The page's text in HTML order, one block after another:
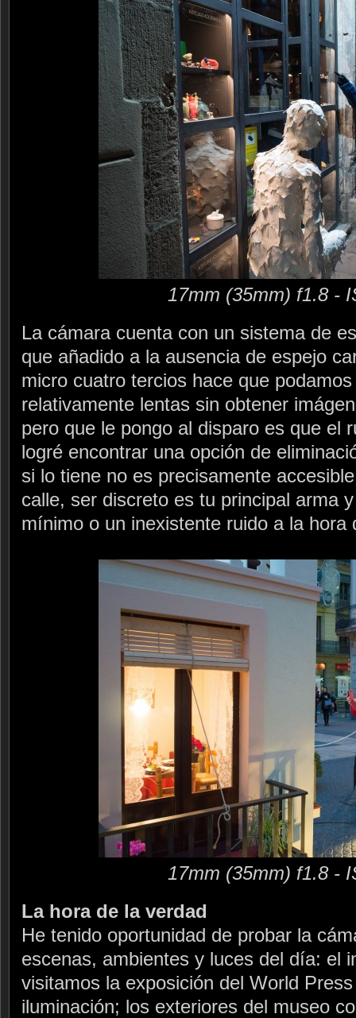
17mm (35mm) f1.8 -
La cámara cuenta con un sistema de
que añadido a la ausencia de espejo
micro cuatro tercios hace que
relativamente lentas sin obtener
pero que le pongo al disparo es que el
logré encontrar una opción de
si lo tiene no es precisamente
calle, ser discreto es tu principal arma
mínimo o un inexistente ruido a la hora
17mm (35mm) f1.8 -
La hora de la verdad
He tenido oportunidad de probar la
escenas, ambientes y luces del día: el
visitamos la exposición del World
iluminación; los exteriores del museo